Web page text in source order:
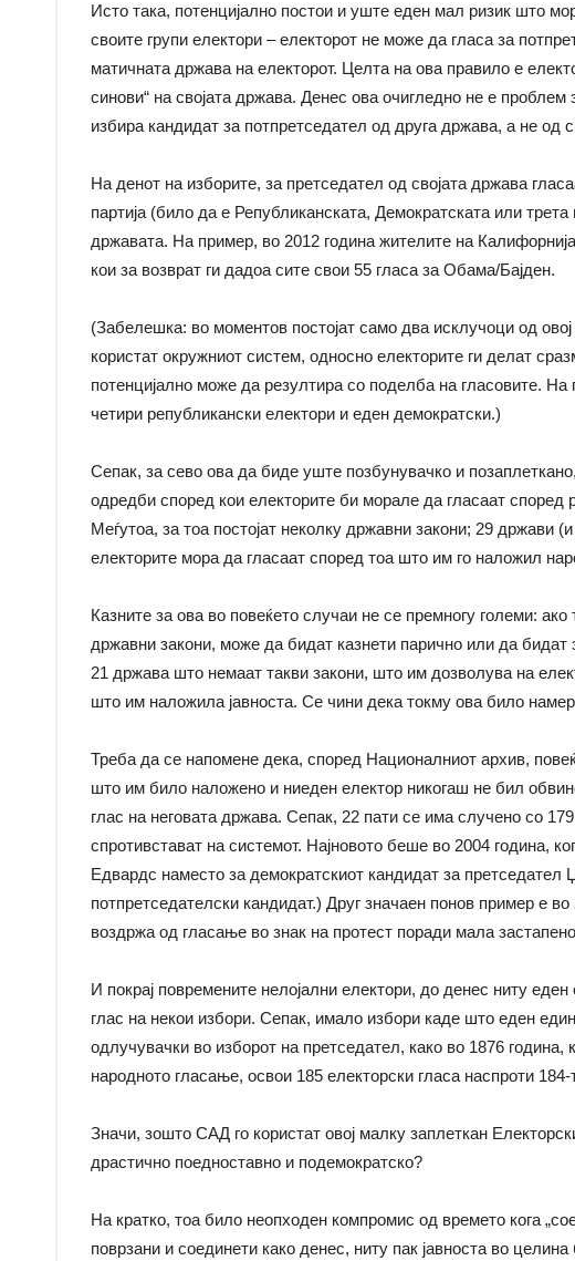
Исто така, потенцијално постои и уште еден мал ризик што
своите групи електори – електорот не може да гласа за
матичната држава на електорот. Целта на ова правило е
синови“ на својата држава. Денес ова очигледно не е
избира кандидат за потпретседател од друга држава, а не од
На денот на изборите, за претседател од својата држава
партија (било да е Републиканската, Демократската или
државата. На пример, во 2012 година жителите на
кои за возврат ги дадоа сите свои 55 гласа за Обама/Бајден.
(Забелешка: во моментов постојат само два исклучоци од
користат окружниот систем, односно електорите ги делат
потенцијално може да резултира со поделба на гласовите.
четири републикански електори и еден демократски.)
Сепак, за сево ова да биде уште позбунувачко и
одредби според кои електорите би морале да гласаат
Меѓутоа, за тоа постојат неколку државни закони; 29 држави
електорите мора да гласаат според тоа што им го наложил
Казните за ова во повеќето случаи не се премногу големи: ако
државни закони, може да бидат казнети парично или да бидат
21 држава што немаат такви закони, што им дозволува на
што им наложила јавноста. Се чини дека токму ова било
Треба да се напомене дека, според Националниот архив,
што им било наложено и ниеден електор никогаш не бил
глас на неговата држава. Сепак, 22 пати се има случено со
спротивстават на системот. Најновото беше во 2004 година,
Едвардс наместо за демократскиот кандидат за претседател
потпретседателски кандидат.) Друг значаен понов пример e
воздржа од гласање во знак на протест поради мала
И покрај повремените нелојални електори, до денес ниту
глас на некои избори. Сепак, имало избори каде што еден
одлучувачки во изборот на претседател, како во 1876 година,
народното гласање, освои 185 електорски гласа наспроти
Значи, зошто САД го користат овој малку заплеткан
драстично поедноставно и подемократско?
На кратко, тоа било неопходен компромис од времето кога
поврзани и соединети како денес, ниту пак јавноста во